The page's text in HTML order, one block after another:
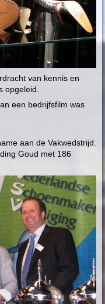
van kennis en
opgeleid.
een bedrijfsfilm was
aan de Vakwedstrijd.
Goud met 186